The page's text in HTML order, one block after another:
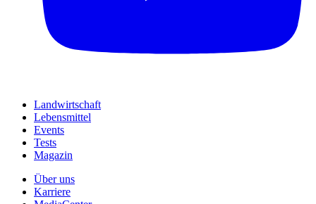
Landwirtschaft
Lebensmittel
Events
Tests
Magazin
Über uns
Karriere